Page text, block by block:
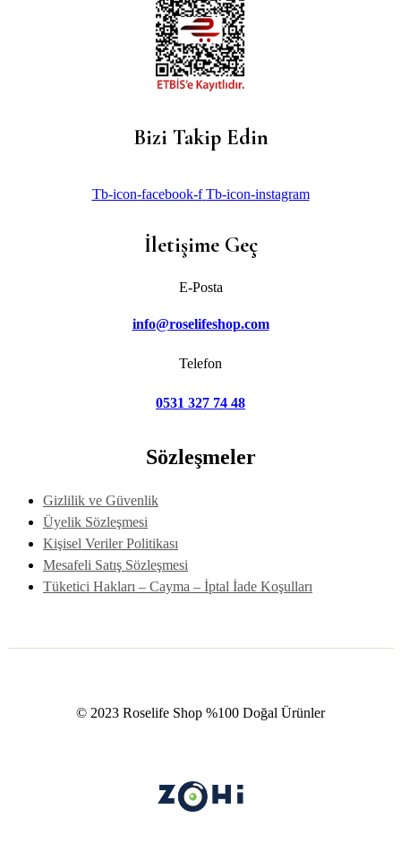
Bizi Takip Edin
Tb-icon-facebook-f Tb-icon-instagram
İletişime Geç
E-Posta
info@roselifeshop.com
Telefon
0531 327 74 48
Sözleşmeler
Gizlilik ve Güvenlik
Üyelik Sözleşmesi
Kişisel Veriler Politikası
Mesafeli Satış Sözleşmesi
Tüketici Hakları – Cayma – İptal İade Koşulları
© 2023 Roselife Shop %100 Doğal Ürünler